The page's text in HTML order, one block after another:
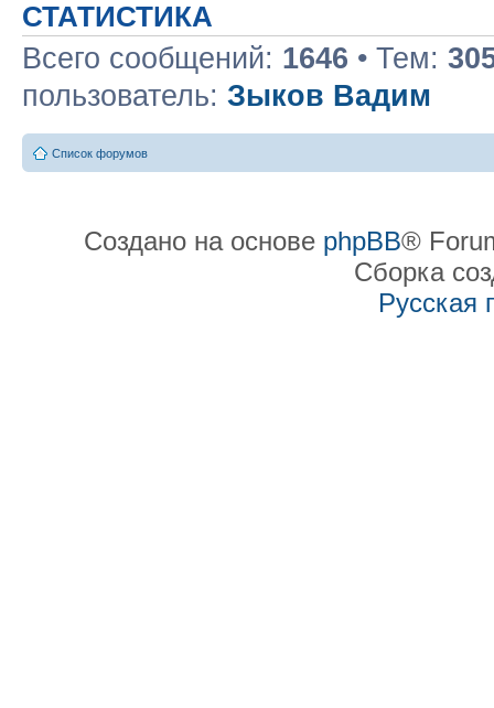
СТАТИСТИКА
Всего сообщений: 1646 • Тем:
пользователь: Зыков Вадим
Список форумов
Создано на основе phpBB®
Сборка
Русская